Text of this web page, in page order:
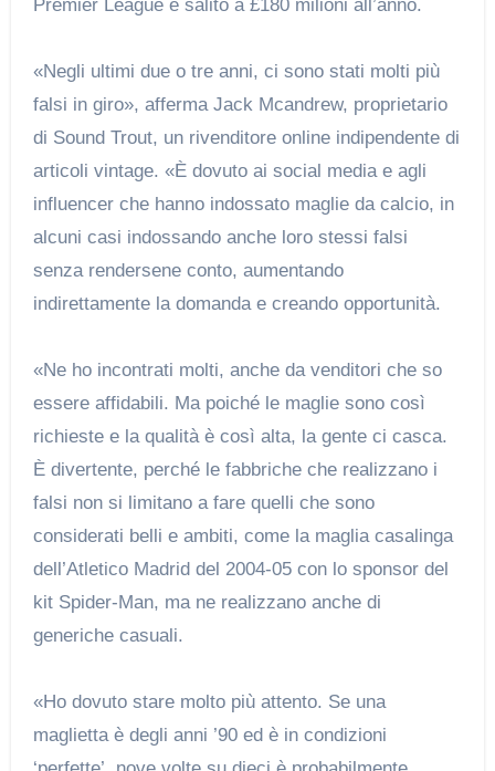
Premier League è salito a £180 milioni all’anno.
«Negli ultimi due o tre anni, ci sono stati molti più
falsi in giro», afferma Jack Mcandrew, proprietario
di Sound Trout, un rivenditore online indipendente di
articoli vintage. «È dovuto ai social media e agli
influencer che hanno indossato maglie da calcio, in
alcuni casi indossando anche loro stessi falsi
senza rendersene conto, aumentando
indirettamente la domanda e creando opportunità.
«Ne ho incontrati molti, anche da venditori che so
essere affidabili. Ma poiché le maglie sono così
richieste e la qualità è così alta, la gente ci casca.
È divertente, perché le fabbriche che realizzano i
falsi non si limitano a fare quelli che sono
considerati belli e ambiti, come la maglia casalinga
dell’Atletico Madrid del 2004-05 con lo sponsor del
kit Spider-Man, ma ne realizzano anche di
generiche casuali.
«Ho dovuto stare molto più attento. Se una
maglietta è degli anni ’90 ed è in condizioni